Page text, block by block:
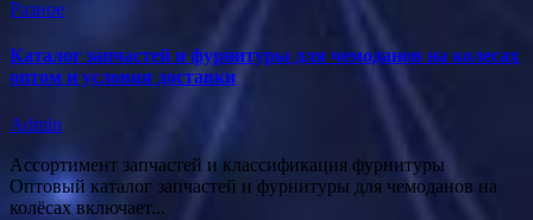
Разное
Каталог запчастей и фурнитуры для чемоданов на колесах
оптом и условия доставки
Admin
Ассортимент запчастей и классификация фурнитуры
Оптовый каталог запчастей и фурнитуры для чемоданов на
колёсах включает...